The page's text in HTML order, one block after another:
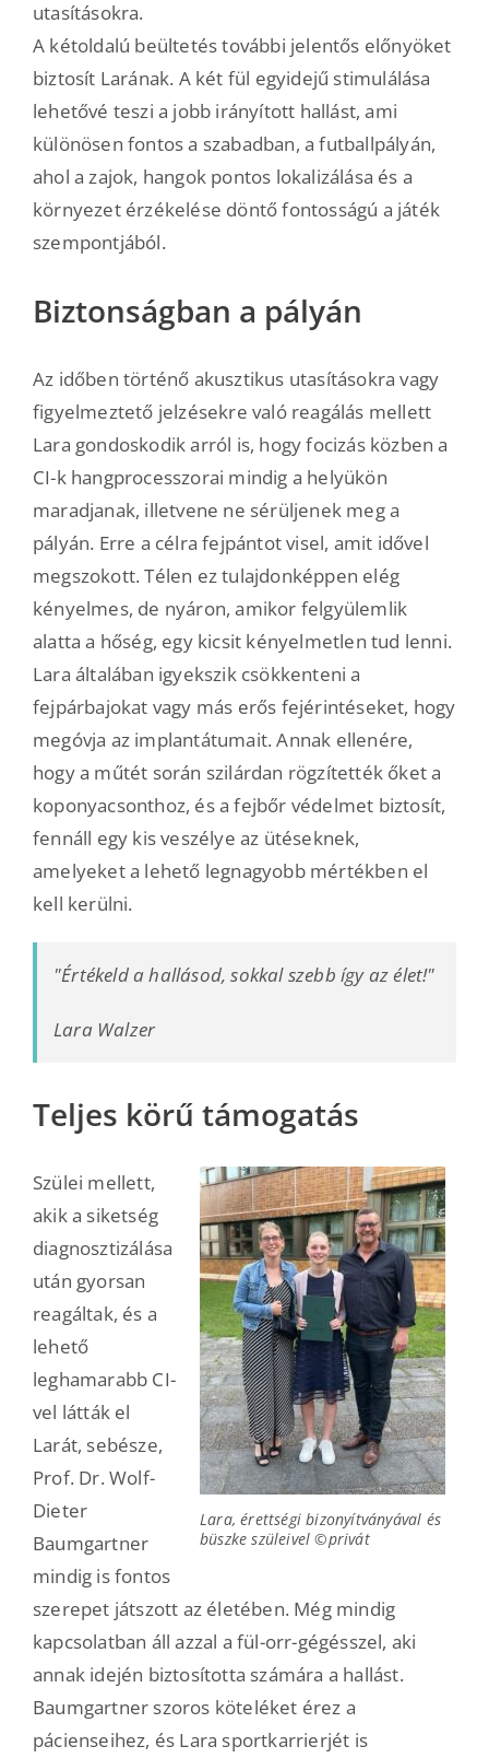
utasításokra.
A kétoldalú beültetés további jelentős előnyöket
biztosít Larának. A két fül egyidejű stimulálása
lehetővé teszi a jobb irányított hallást, ami
különösen fontos a szabadban, a futballpályán,
ahol a zajok, hangok pontos lokalizálása és a
környezet érzékelése döntő fontosságú a játék
szempontjából.
Biztonságban a pályán
Az időben történő akusztikus utasításokra vagy
figyelmeztető jelzésekre való reagálás mellett
Lara gondoskodik arról is, hogy focizás közben a
CI-k hangprocesszorai mindig a helyükön
maradjanak, illetvene ne sérüljenek meg a
pályán. Erre a célra fejpántot visel, amit idővel
megszokott. Télen ez tulajdonképpen elég
kényelmes, de nyáron, amikor felgyülemlik
alatta a hőség, egy kicsit kényelmetlen tud lenni.
Lara általában igyekszik csökkenteni a
fejpárbajokat vagy más erős fejérintéseket, hogy
megóvja az implantátumait. Annak ellenére,
hogy a műtét során szilárdan rögzítették őket a
koponyacsonthoz, és a fejbőr védelmet biztosít,
fennáll egy kis veszélye az ütéseknek,
amelyeket a lehető legnagyobb mértékben el
kell kerülni.
"Értékeld a hallásod, sokkal szebb így az élet!"
Lara Walzer
Teljes körű támogatás
Lara, érettségi bizonyítványával és
büszke szüleivel ©privát
Szülei mellett,
akik a siketség
diagnosztizálása
után gyorsan
reagáltak, és a
lehető
leghamarabb CI-
vel látták el
Larát, sebésze,
Prof. Dr. Wolf-
Dieter
Baumgartner
mindig is fontos
szerepet játszott az életében. Még mindig
kapcsolatban áll azzal a fül-orr-gégésszel, aki
annak idején biztosította számára a hallást.
Baumgartner szoros köteléket érez a
pácienseihez, és Lara sportkarrierjét is